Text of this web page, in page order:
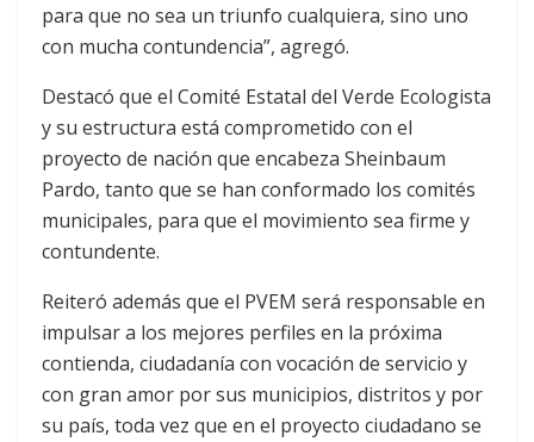
para que no sea un triunfo cualquiera, sino uno
con mucha contundencia”, agregó.
Destacó que el Comité Estatal del Verde Ecologista
y su estructura está comprometido con el
proyecto de nación que encabeza Sheinbaum
Pardo, tanto que se han conformado los comités
municipales, para que el movimiento sea firme y
contundente.
Reiteró además que el PVEM será responsable en
impulsar a los mejores perfiles en la próxima
contienda, ciudadanía con vocación de servicio y
con gran amor por sus municipios, distritos y por
su país, toda vez que en el proyecto ciudadano se